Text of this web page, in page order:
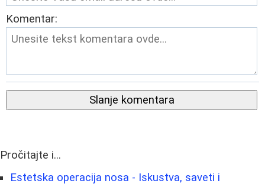
Komentar:
Slanje komentara
Pročitajte i...
Estetska operacija nosa - Iskustva, saveti i